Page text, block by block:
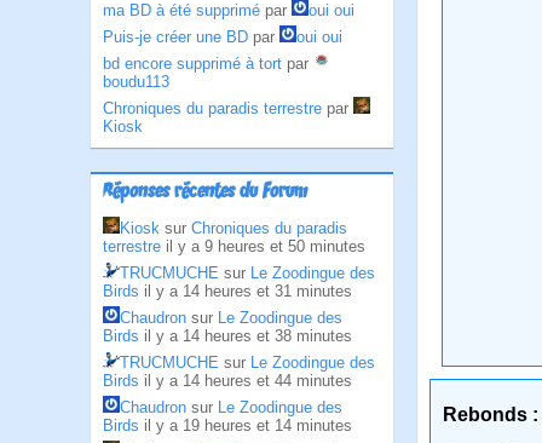
ma BD à été supprimé par
oui oui
Puis-je créer une BD par
oui oui
bd encore supprimé à tort par
boudu113
Chroniques du paradis terrestre par
Kiosk
Réponses récentes du Forum
Kiosk sur Chroniques du paradis
terrestre il y a 9 heures et 50 minutes
TRUCMUCHE sur Le Zoodingue des
Birds il y a 14 heures et 31 minutes
Chaudron sur Le Zoodingue des
Birds il y a 14 heures et 38 minutes
TRUCMUCHE sur Le Zoodingue des
Birds il y a 14 heures et 44 minutes
Chaudron sur Le Zoodingue des
Birds il y a 19 heures et 14 minutes
Rebonds :